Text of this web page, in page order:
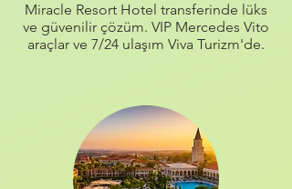
Miracle Resort Hotel transferinde lüks
ve güvenilir çözüm. VIP Mercedes Vito
araçlar ve 7/24 ulaşım Viva Turizm'de.